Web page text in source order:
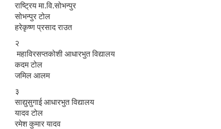
राष्ट्रिय मा.वि.सोभन्पुर
सोभन्पुर टोल
हरेकृष्ण प्रसाद राउत
२
महाविरसप्तकोशी आधारभुत विद्यालय
कदम टोल
जमिल आलम
३
साद्युसुगाई आधारभुत विद्यालय
यादव टोल
रमेश कुमार यादव